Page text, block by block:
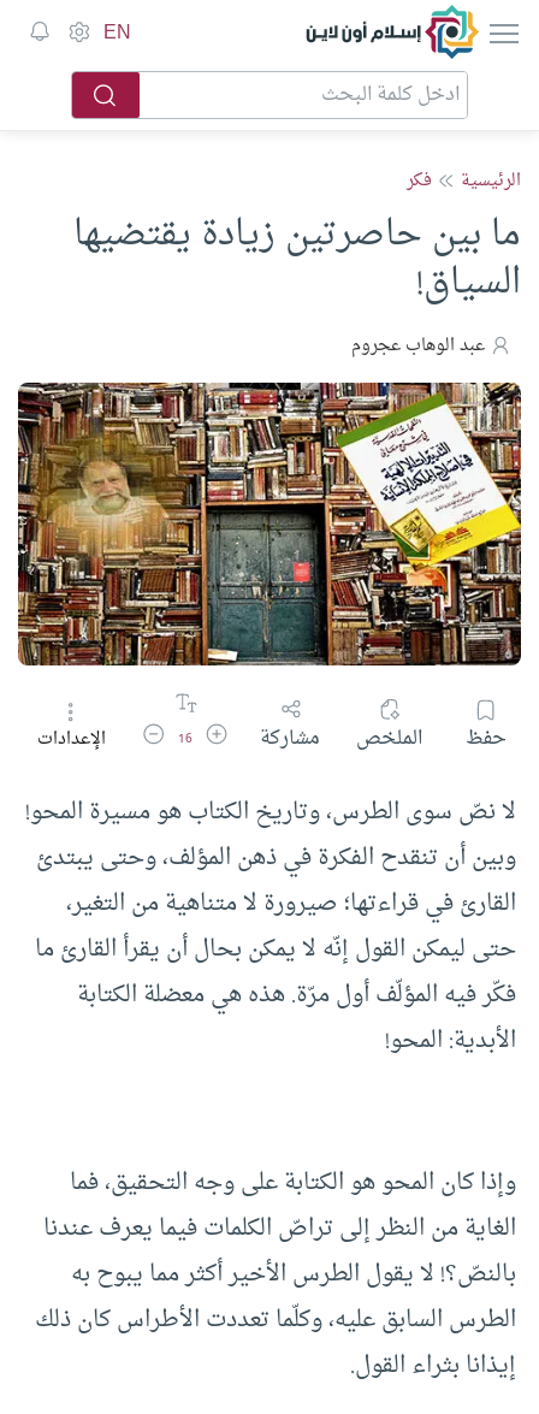
إسلام أون لاين EN
الرئيسية فكر
ما بين حاصرتين زيادة يقتضيها
السياق!
عبد الوهاب عجروم
حفظ الملخص مشاركة زيادة حجم الخط
16 تقليل حجم الخط
الإعدادات
لا نصّ سوى الطرس، وتاريخ الكتاب هو مسيرة المحو!
وبين أن تنقدح الفكرة في ذهن المؤلف، وحتى يبتدئ
القارئ في قراءتها؛ صيرورة لا متناهية من التغير،
حتى ليمكن القول إنّه لا يمكن بحال أن يقرأ القارئ ما
فكّر فيه المؤلّف أول مرّة. هذه هي معضلة الكتابة
الأبدية: المحو!
وإذا كان المحو هو الكتابة على وجه التحقيق، فما
الغاية من النظر إلى تراصّ الكلمات فيما يعرف عندنا
بالنصّ؟! لا يقول الطرس الأخير أكثر مما يبوح به
الطرس السابق عليه، وكلّما تعددت الأطراس كان ذلك
إيذانا بثراء القول.